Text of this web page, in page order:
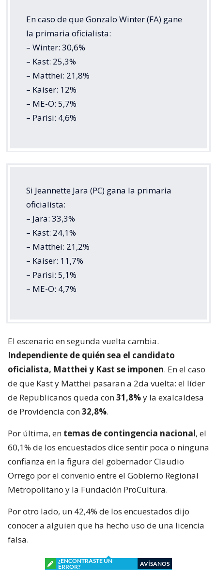
En caso de que Gonzalo Winter (FA) gane
la primaria oficialista:
– Winter: 30,6%
– Kast: 25,3%
– Matthei: 21,8%
– Kaiser: 12%
– ME-O: 5,7%
– Parisi: 4,6%
Si Jeannette Jara (PC) gana la primaria
oficialista:
– Jara: 33,3%
– Kast: 24,1%
– Matthei: 21,2%
– Kaiser: 11,7%
– Parisi: 5,1%
– ME-O: 4,7%
El escenario en segunda vuelta cambia.
Independiente de quién sea el candidato
oficialista, Matthei y Kast se imponen. En el caso
de que Kast y Matthei pasaran a 2da vuelta: el líder
de Republicanos queda con31,8%y la exalcaldesa
de Providencia con32,8%.
Por última, en temas de contingencia nacional, el
60,1% de los encuestados dice sentir poca o ninguna
confianza en la figura del gobernador Claudio
Orrego por el convenio entre el Gobierno Regional
Metropolitano y la Fundación ProCultura.
Por otro lado, un 42,4% de los encuestados dijo
conocer a alguien que ha hecho uso de una licencia
falsa.
¿ENCONTRASTE UN
ERROR?
AVÍSANOS